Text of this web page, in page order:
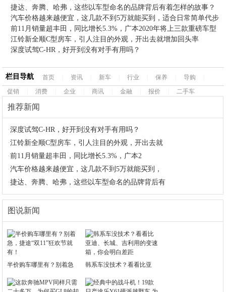
捷达、奔腾、哈弗，这些以车型命名的品牌背后有着怎样的故事？
汽车价格越来越便宜，这几款不到5万就能买到，适合日常简单代步
前11月销量超丰田，同比增长5.3%，广本2020年将上三款重磅车型
江铃新全顺C型房车，引人注目的外观，开出去就增加回头率
深度试驾C-HR，好开到没有对手有用吗？
栏目导航 首页 资讯 新车 行业 保养 导购
促销
消费 企业 商讯 金融 报价 二手车
推荐新闻
·深度试驾C-HR，好开到没有对手有用吗？
·江铃新全顺C型房车，引人注目的外观，开出去就
·前11月销量超丰田，同比增长5.3%，广本2
·汽车价格越来越便宜，这几款不到5万就能买到，
·捷达、奔腾、哈弗，这些以车型命名的品牌背后有
图说新闻
半价购车哪里有？别着急 韩系车没技术？看看比亚